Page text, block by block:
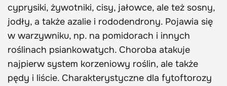
cyprysiki, żywotniki, cisy, jałowce, ale też sosny,
jodły, a także azalie i rododendrony. Pojawia się
w warzywniku, np. na pomidorach i innych
roślinach psiankowatych. Choroba atakuje
najpierw system korzeniowy roślin, ale także
pędy i liście. Charakterystyczne dla fytoftorozy